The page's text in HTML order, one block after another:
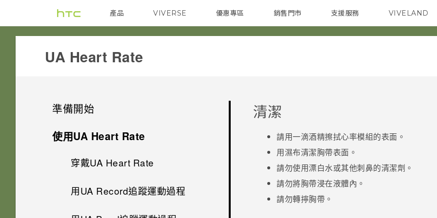
產品
VIVE G REIGNS 智慧型手機 配件
VIVERSE 優惠專區
焦點訊息 校園專案 企業採購
銷售門市
銷售通路 支援服務 VIVELAND
UA Heart Rate‎
準備開始
UA Heart Rate
UA Record應用程式
建立UA Record帳號
使用UA Heart Rate
穿戴UA Heart Rate
用UA Record追蹤運動過程
清潔
請用一滴酒精擦拭心率模組的表面。
用濕布清潔胸帶表面。
請勿使用漂白水或其他刺鼻的清潔劑。
請勿將胸帶浸在液體內。
請勿轉擰胸帶。